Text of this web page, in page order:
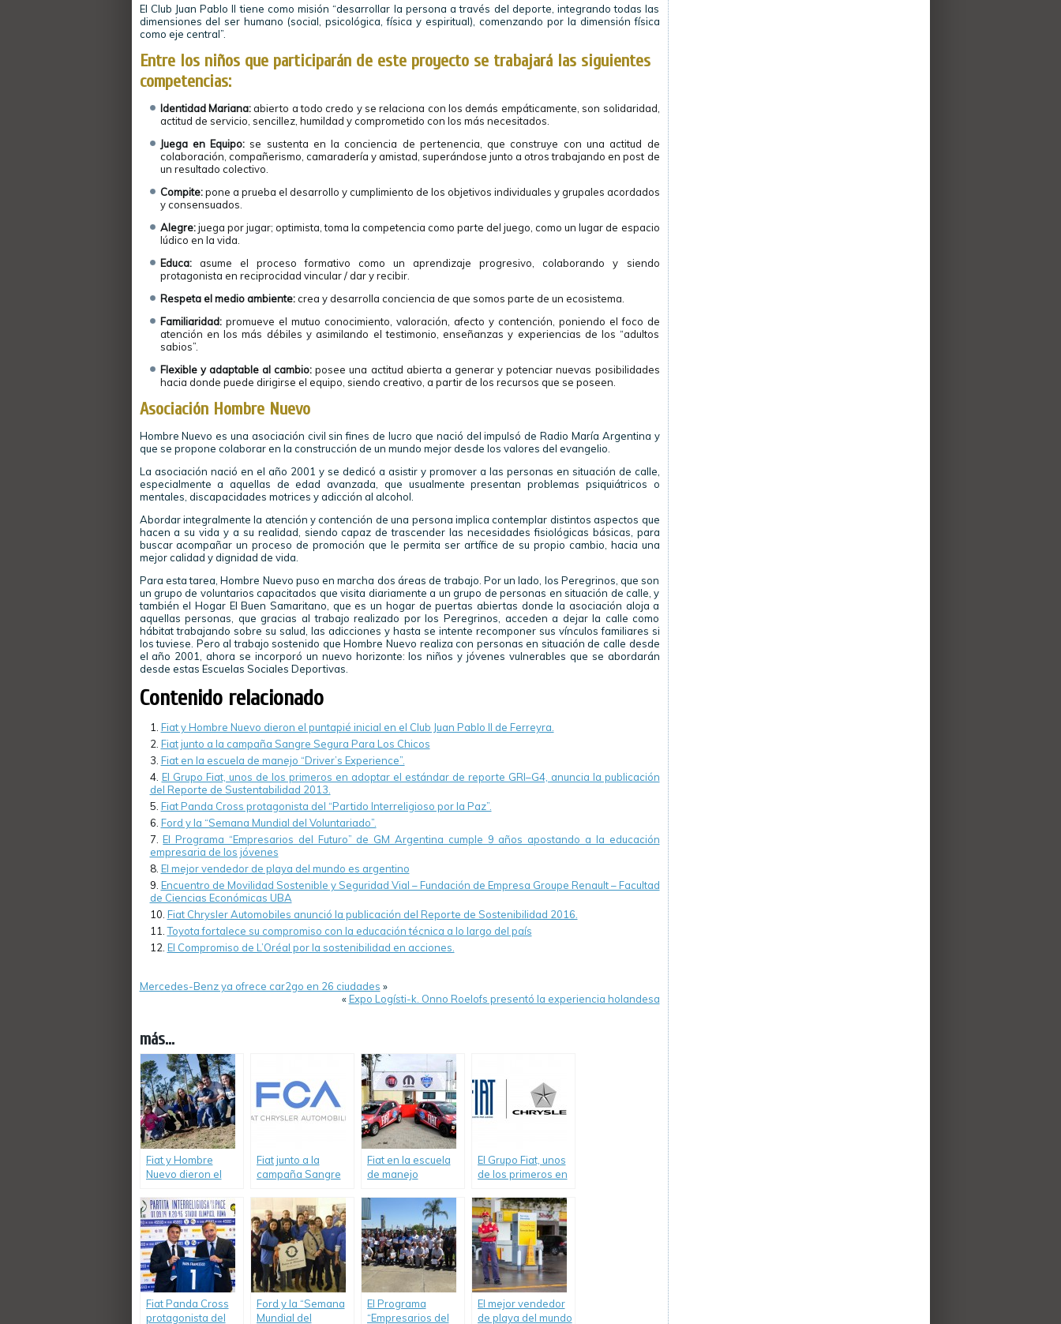
El Club Juan Pablo II tiene como misión “desarrollar la persona a través del deporte, integrando todas las
dimensiones del ser humano (social, psicológica, física y espiritual), comenzando por la dimensión física
como eje central”.
Entre los niños que participarán de este proyecto se trabajará las siguientes
competencias:
Identidad Mariana:abierto a todo credo y se relaciona con los demás empáticamente, son solidaridad,
actitud de servicio, sencillez, humildad y comprometido con los más necesitados.
Juega en Equipo: se sustenta en la conciencia de pertenencia, que construye con una actitud de
colaboración, compañerismo, camaradería y amistad, superándose junto a otros trabajando en post de
un resultado colectivo.
Compite:pone a prueba el desarrollo y cumplimiento de los objetivos individuales y grupales acordados
y consensuados.
Alegre:juega por jugar; optimista, toma la competencia como parte del juego, como un lugar de espacio
lúdico en la vida.
Educa:asume el proceso formativo como un aprendizaje progresivo, colaborando y siendo
protagonista en reciprocidad vincular / dar y recibir.
Respeta el medio ambiente:crea y desarrolla conciencia de que somos parte de un ecosistema.
Familiaridad:promueve el mutuo conocimiento, valoración, afecto y contención, poniendo el foco de
atención en los más débiles y asimilando el testimonio, enseñanzas y experiencias de los “adultos
sabios”.
Flexible y adaptable al cambio: posee una actitud abierta a generar y potenciar nuevas posibilidades
hacia donde puede dirigirse el equipo, siendo creativo, a partir de los recursos que se poseen.
Asociación Hombre Nuevo
Hombre Nuevo es una asociación civil sin fines de lucro que nació del impulsó de Radio María Argentina y
que se propone colaborar en la construcción de un mundo mejor desde los valores del evangelio.
La asociación nació en el año 2001 y se dedicó a asistir y promover a las personas en situación de calle,
especialmente a aquellas de edad avanzada, que usualmente presentan problemas psiquiátricos o
mentales, discapacidades motrices y adicción al alcohol.
Abordar integralmente la atención y contención de una persona implica contemplar distintos aspectos que
hacen a su vida y a su realidad, siendo capaz de trascender las necesidades fisiológicas básicas, para
buscar acompañar un proceso de promoción que le permita ser artífice de su propio cambio, hacia una
mejor calidad y dignidad de vida.
Para esta tarea, Hombre Nuevo puso en marcha dos áreas de trabajo. Por un lado, los Peregrinos, que son
un grupo de voluntarios capacitados que visita diariamente a un grupo de personas en situación de calle, y
también el Hogar El Buen Samaritano, que es un hogar de puertas abiertas donde la asociación aloja a
aquellas personas, que gracias al trabajo realizado por los Peregrinos, acceden a dejar la calle como
hábitat trabajando sobre su salud, las adicciones y hasta se intente recomponer sus vínculos familiares si
los tuviese. Pero al trabajo sostenido que Hombre Nuevo realiza con personas en situación de calle desde
el año 2001, ahora se incorporó un nuevo horizonte: los niños y jóvenes vulnerables que se abordarán
desde estas Escuelas Sociales Deportivas.
Contenido relacionado
Fiat y Hombre Nuevo dieron el puntapié inicial en el Club Juan Pablo II de Ferreyra.
Fiat junto a la campaña Sangre Segura Para Los Chicos
Fiat en la escuela de manejo “Driver’s Experience”.
El Grupo Fiat, unos de los primeros en adoptar el estándar de reporte GRI–G4, anuncia la publicación
del Reporte de Sustentabilidad 2013.
Fiat Panda Cross protagonista del “Partido Interreligioso por la Paz”.
Ford y la “Semana Mundial del Voluntariado”.
El Programa “Empresarios del Futuro” de GM Argentina cumple 9 años apostando a la educación
empresaria de los jóvenes
El mejor vendedor de playa del mundo es argentino
Encuentro de Movilidad Sostenible y Seguridad Vial – Fundación de Empresa Groupe Renault – Facultad
de Ciencias Económicas UBA
Fiat Chrysler Automobiles anunció la publicación del Reporte de Sostenibilidad 2016.
Toyota fortalece su compromiso con la educación técnica a lo largo del país
El Compromiso de L’Oréal por la sostenibilidad en acciones.
Mercedes-Benz ya ofrece car2go en 26 ciudades »
«Expo Logísti-k. Onno Roelofs presentó la experiencia holandesa
más...
Fiat y Hombre
Nuevo dieron el
el Club Juan Pablo II
de Ferreyra.
Fiat junto a la
campaña Sangre
Fiat en la escuela
de manejo
Experience”.
El Grupo Fiat, unos
de los primeros en
estándar de
reporte GRI–G4,
anuncia la
publicación del
Reporte de
Sustentabilidad
2013.
Fiat Panda Cross
protagonista del
Ford y la “Semana
Mundial del
El Programa
“Empresarios del
El mejor vendedor
de playa del mundo